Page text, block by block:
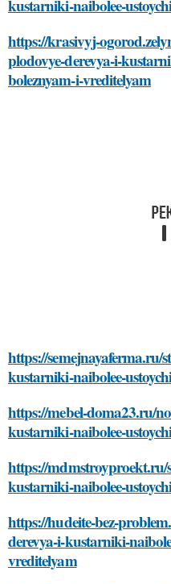
kustarniki-naibolee-
https://krasivyj-
plodovye-derevya-i-
boleznyam-i-vreditelyam
https://semejnayaferma.ru/
kustarniki-naibolee-
https://mebel-doma23.ru/
kustarniki-naibolee-
https://mdmstroyproekt.ru/
kustarniki-naibolee-
https://hudeite-bez-
derevya-i-kustarniki-
vreditelyam